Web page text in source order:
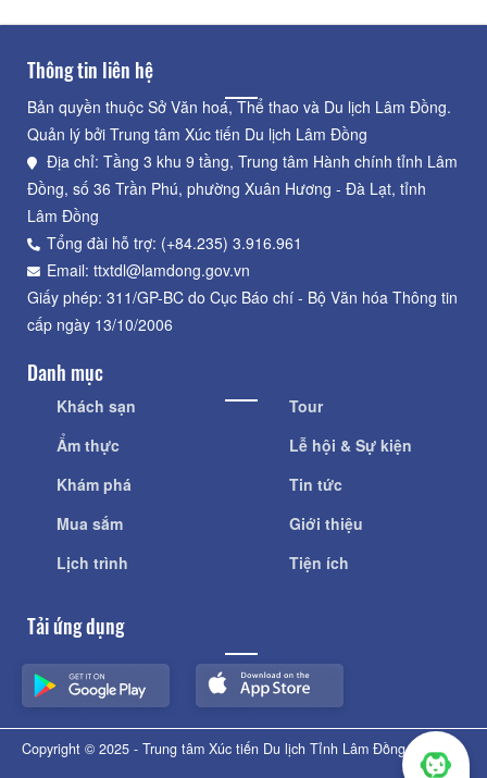
Thông tin liên hệ
Bản quyền thuộc Sở Văn hoá, Thể thao và Du lịch Lâm Đồng.
Quản lý bởi Trung tâm Xúc tiến Du lịch Lâm Đồng
Địa chỉ: Tầng 3 khu 9 tầng, Trung tâm Hành chính tỉnh Lâm
Đồng, số 36 Trần Phú, phường Xuân Hương - Đà Lạt, tỉnh
Lâm Đồng
Tổng đài hỗ trợ: (+84.235) 3.916.961
Email: ttxtdl@lamdong.gov.vn
Giấy phép: 311/GP-BC do Cục Báo chí - Bộ Văn hóa Thông tin
cấp ngày 13/10/2006
Danh mục
Khách sạn
Ẩm thực
Khám phá
Mua sắm
Lịch trình
Tour
Lễ hội & Sự kiện
Tin tức
Giới thiệu
Tiện ích
Tải ứng dụng
Copyright © 2025 - Trung tâm Xúc tiến Du lịch Tỉnh Lâm Đồng